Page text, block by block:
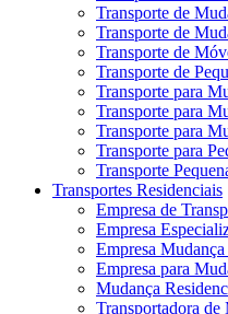
Transporte de
Transporte de
Transporte de
Transporte de
Transporte para
Transporte para
Transporte para
Transporte para
Transporte
Transportes Residenciais
Empresa de
Empresa
Empresa
Empresa para
Mudança
Transportadora de